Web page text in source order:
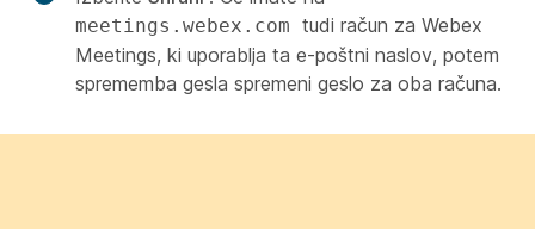
meetings.webex.com tudi račun za Webex
Meetings, ki uporablja ta e-poštni naslov, potem
sprememba gesla spremeni geslo za oba računa.